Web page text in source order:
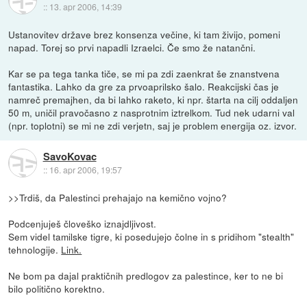
:: 13. apr 2006, 14:39
Ustanovitev države brez konsenza večine, ki tam živijo, pomeni
napad. Torej so prvi napadli Izraelci. Če smo že natančni.
Kar se pa tega tanka tiče, se mi pa zdi zaenkrat še znanstvena
fantastika. Lahko da gre za prvoaprilsko šalo. Reakcijski čas je
namreč premajhen, da bi lahko raketo, ki npr. štarta na cilj oddaljen
50 m, uničil pravočasno z nasprotnim iztrelkom. Tud nek udarni val
(npr. toplotni) se mi ne zdi verjetn, saj je problem energija oz. izvor.
SavoKovac
:: 16. apr 2006, 19:57
>>Trdiš, da Palestinci prehajajo na kemično vojno?
Podcenjuješ človeško iznajdljivost.
Sem videl tamilske tigre, ki posedujejo čolne in s pridihom "stealth"
tehnologije. Link.
Ne bom pa dajal praktičnih predlogov za palestince, ker to ne bi
bilo politično korektno.